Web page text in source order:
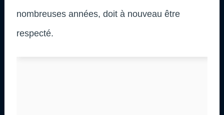
nombreuses années, doit à nouveau être
respecté.